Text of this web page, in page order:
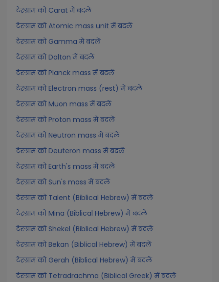
टेरग्राम को Carat में बदलें
टेरग्राम को Atomic mass unit में बदलें
टेरग्राम को Gamma में बदलें
टेरग्राम को Dalton में बदलें
टेरग्राम को Planck mass में बदलें
टेरग्राम को Electron mass (rest) में बदलें
टेरग्राम को Muon mass में बदलें
टेरग्राम को Proton mass में बदलें
टेरग्राम को Neutron mass में बदलें
टेरग्राम को Deuteron mass में बदलें
टेरग्राम को Earth's mass में बदलें
टेरग्राम को Sun's mass में बदलें
टेरग्राम को Talent (Biblical Hebrew) में बदलें
टेरग्राम को Mina (Biblical Hebrew) में बदलें
टेरग्राम को Shekel (Biblical Hebrew) में बदलें
टेरग्राम को Bekan (Biblical Hebrew) में बदलें
टेरग्राम को Gerah (Biblical Hebrew) में बदलें
टेरग्राम को Tetradrachma (Biblical Greek) में बदलें